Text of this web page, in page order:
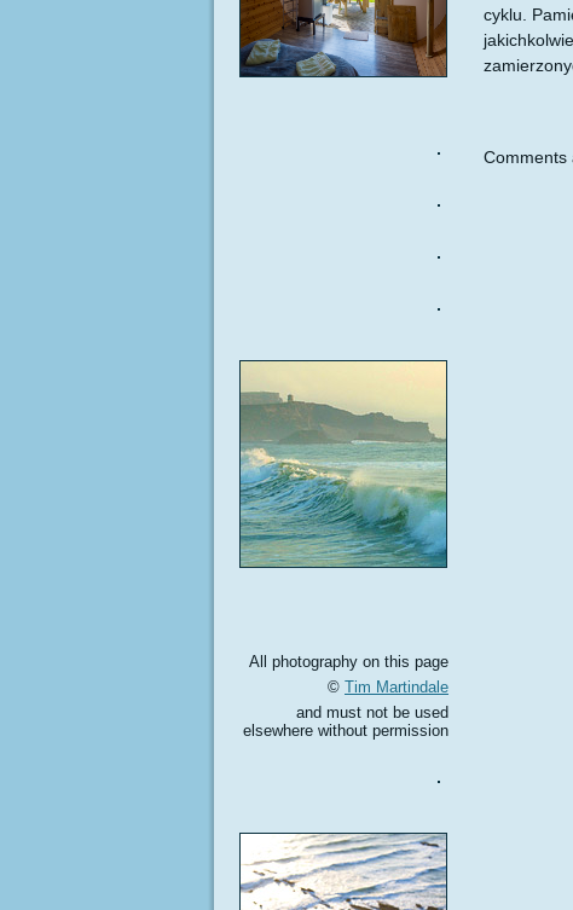
All photography on this page
© Tim Martindale
and must not be used
elsewhere without permission
cyklu.
Comments